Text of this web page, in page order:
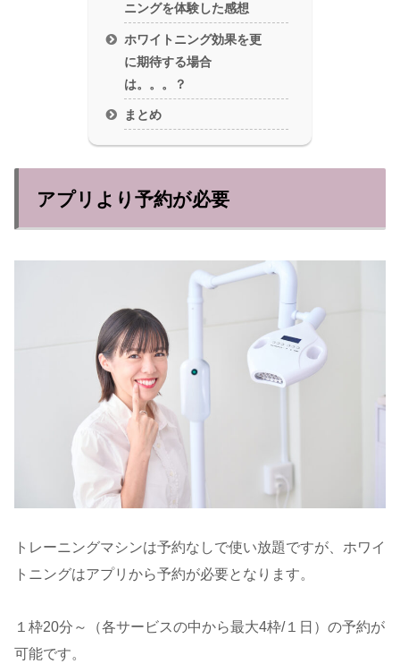
ニングを体験した感想
ホワイトニング効果を更
に期待する場合
は。。。？
まとめ
アプリより予約が必要
トレーニングマシンは予約なしで使い放題ですが、ホワイ
トニングはアプリから予約が必要となります。
１枠20分～（各サービスの中から最大4枠/１日）の予約が
可能です。